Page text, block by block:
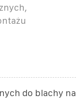
do blachy na